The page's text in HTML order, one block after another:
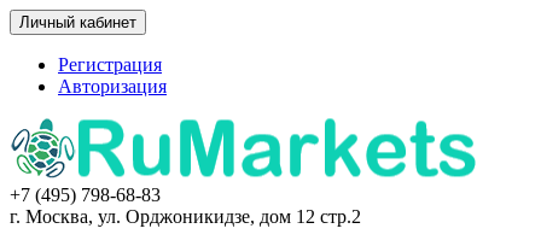
Личный кабинет
Регистрация
Авторизация
+7 (495) 798-68-83
г. Москва, ул. Орджоникидзе, дом 12 стр.2